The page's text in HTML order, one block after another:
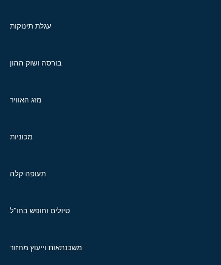
עגלת תינוקות
בורסה ושוק ההון
מזג האוויר
מכוניות
תעופה קלה
טיולים וחופש בחו"ל
משכנתאות וייעוץ מחזור